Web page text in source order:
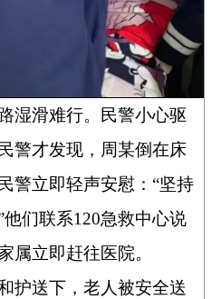
湿滑难行。民警小心驱
警才发现，周某倒在床
警立即轻声安慰：“坚持
他们联系120急救中心说
属立即赶往医院。
护送下，老人被安全送